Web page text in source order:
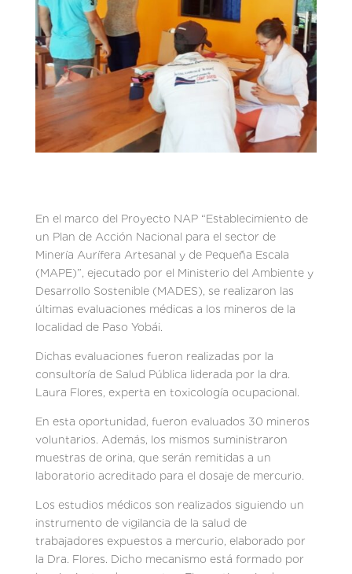
En el marco del Proyecto NAP “Establecimiento de
un Plan de Acción Nacional para el sector de
Minería Aurífera Artesanal y de Pequeña Escala
(MAPE)”, ejecutado por el Ministerio del Ambiente y
Desarrollo Sostenible (MADES), se realizaron las
últimas evaluaciones médicas a los mineros de la
localidad de Paso Yobái.
Dichas evaluaciones fueron realizadas por la
consultoría de Salud Pública liderada por la dra.
Laura Flores, experta en toxicología ocupacional.
En esta oportunidad, fueron evaluados 30 mineros
voluntarios. Además, los mismos suministraron
muestras de orina, que serán remitidas a un
laboratorio acreditado para el dosaje de mercurio.
Los estudios médicos son realizados siguiendo un
instrumento de vigilancia de la salud de
trabajadores expuestos a mercurio, elaborado por
la Dra. Flores. Dicho mecanismo está formado por